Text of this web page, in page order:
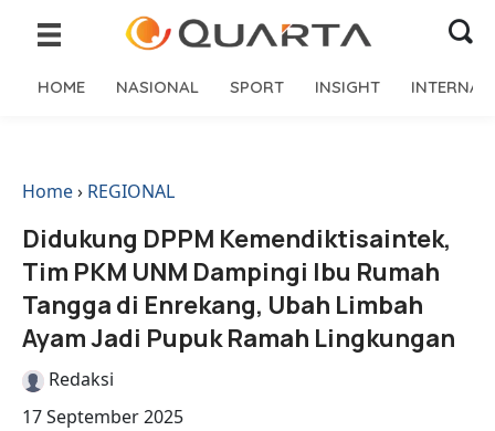
HOME NASIONAL SPORT INSIGHT
Home› REGIONAL
Didukung DPPM Kemendiktisaintek,
Tim PKM UNM Dampingi Ibu Rumah
Tangga di Enrekang, Ubah Limbah
Ayam Jadi Pupuk Ramah Lingkungan
Redaksi
17 September 2025